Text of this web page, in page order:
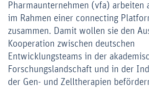
Pharmaunternehmen (vfa) arbeiten
im Rahmen einer connecting
zusammen. Damit wollen sie den
Kooperation zwischen deutschen
Entwicklungsteams in der
Forschungslandschaft und in der
der Gen- und Zelltherapien